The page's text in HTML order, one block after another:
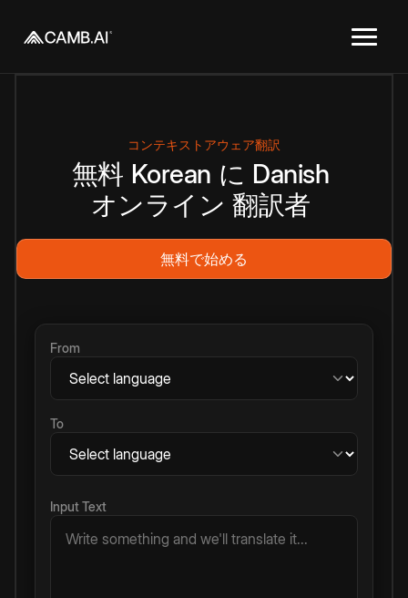
コンテキストアウェア翻訳
無料 Korean に Danish
オンライン 翻訳者
無料で始める
From
To
Input Text